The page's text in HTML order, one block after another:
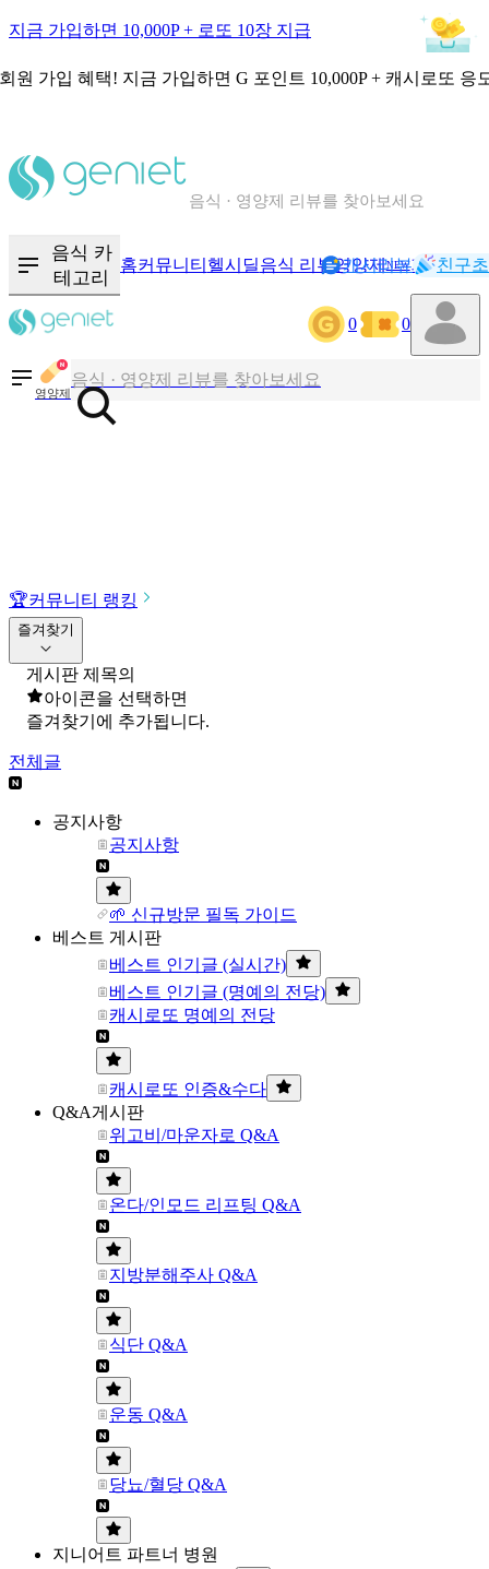
지금 가입하면 10,000P + 로또 10장 지급
원 가입 혜택! 지금 가입하면 G 포인트 10,000P + 캐시로또 응
음식 · 영양제 리뷰를 찾아보세요
음식 카
테고리
홈커뮤니티 헬시딜음식 리뷰영양제NEW기록
캐시리뷰 친구
0 0
영양제
칼로리와 영양성분을 검색해보세요
혈당 · 다이어트 음식 검색해보세요
음식 · 영양제 리뷰를 찾아보세요
🏆커뮤니티 랭킹
즐겨찾기
게시판 제목의
아이콘을 선택하면
즐겨찾기에 추가됩니다.
전체글
공지사항
공지사항
🌱 신규방문 필독 가이드
베스트 게시판
베스트 인기글 (실시간)
베스트 인기글 (명예의 전당)
캐시로또 명예의 전당
캐시로또 인증&수다
Q&A게시판
위고비/마운자로 Q&A
온다/인모드 리프팅 Q&A
지방분해주사 Q&A
식단 Q&A
운동 Q&A
당뇨/혈당 Q&A
지니어트 파트너 병원